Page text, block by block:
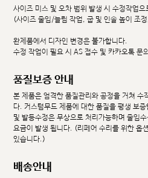
사이즈 미스 및 오차 범위 발생 시 수정작업으
(사이즈 줄임/늘림 작업, 굽 및 인솔 높이 조
완제품에서 디자인 변경은 불가합니다.
수정 작업이 필요 시 AS 접수 및 카카오톡 문
품질보증 안내
본 제품은 엄격한 품질관리와 공정을 거쳐 수
다. 커스텀무드 제품에 대한 품질을 평생 보
및 발등수정은 무상으로 처리가능하며 줄임
요금이 발생 됩니다. (리페어 수리를 위한 옵
있습니다.)
배송안내